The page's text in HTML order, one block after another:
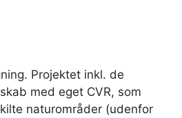
Projektet inkl. de
med eget CVR, som
naturområder (udenfor